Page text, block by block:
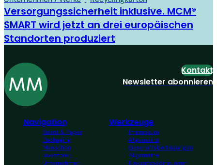
Versorgungssicherheit inklusive. MCM®
SMART wird jetzt an drei europäischen
Standorten produziert
Navigation
Board & Paper
Packaging
Menschen
Investoren
Unternehmen
Werkzeuge
Impressum
Allgemeine
Geschäftsbedingungen
Allgemeine
Einkaufsbedingungen
Kontakt
Newsletter abonnieren